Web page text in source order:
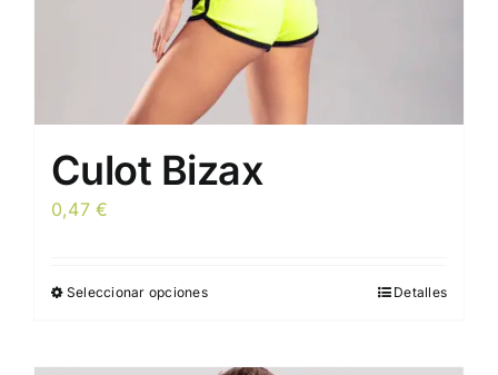
de
producto
Culot Bizax
0,47€
Seleccionar opcionesEste
Detalles